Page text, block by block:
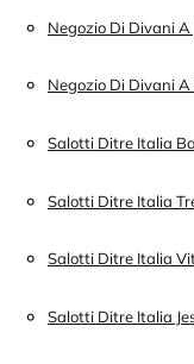
Negozio Di Divani A
Negozio Di Divani
Salotti Ditre Italia
Salotti Ditre Italia
Salotti Ditre Italia
Salotti Ditre Italia